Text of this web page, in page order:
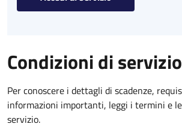
Condizioni di servizio
Per conoscere i dettagli di scadenze,
informazioni importanti, leggi i termini e
servizio.